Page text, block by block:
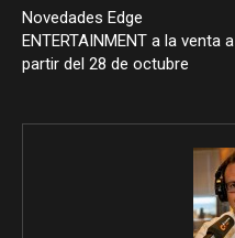
Novedades Edge
ENTERTAINMENT a la venta a
partir del 28 de octubre